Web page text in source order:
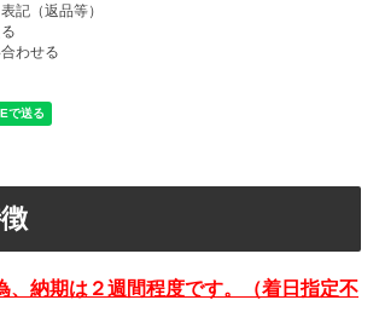
記（返品等）
わせる
納期は２週間程度です。（着日指定不